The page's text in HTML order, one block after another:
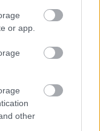
or app.
other
innych spotkań Rzeszów
na naszym portalu.
online z tego pojedynku.
TOOLS Stal Mielec
|Stal Mielec
Wola|Wisła Kraków